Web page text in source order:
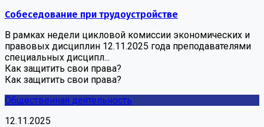
Собеседование при трудоустройстве
В рамках недели цикловой комиссии экономических и
правовых дисциплин 12.11.2025 года преподавателями
специальных дисципл...
Как защитить свои права?
Как защитить свои права?
Общественная деятельность
12.11.2025